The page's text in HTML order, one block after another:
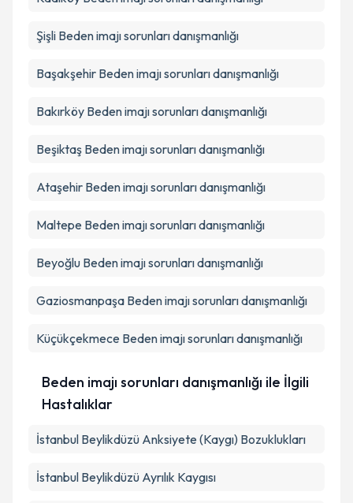
Şişli Beden imajı sorunları danışmanlığı
Başakşehir Beden imajı sorunları danışmanlığı
Bakırköy Beden imajı sorunları danışmanlığı
Beşiktaş Beden imajı sorunları danışmanlığı
Ataşehir Beden imajı sorunları danışmanlığı
Maltepe Beden imajı sorunları danışmanlığı
Beyoğlu Beden imajı sorunları danışmanlığı
Gaziosmanpaşa Beden imajı sorunları danışmanlığı
Küçükçekmece Beden imajı sorunları danışmanlığı
Beden imajı sorunları danışmanlığı ile İlgili
Hastalıklar
İstanbul Beylikdüzü Anksiyete (Kaygı) Bozuklukları
İstanbul Beylikdüzü Ayrılık Kaygısı